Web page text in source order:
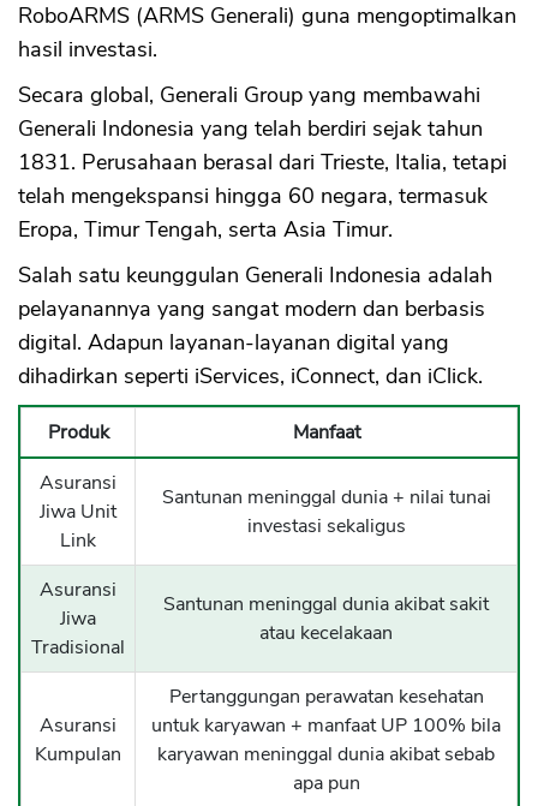
RoboARMS (ARMS Generali) guna mengoptimalkan
hasil investasi.
Secara global, Generali Group yang membawahi
Generali Indonesia yang telah berdiri sejak tahun
1831. Perusahaan berasal dari Trieste, Italia, tetapi
telah mengekspansi hingga 60 negara, termasuk
Eropa, Timur Tengah, serta Asia Timur.
Salah satu keunggulan Generali Indonesia adalah
pelayanannya yang sangat modern dan berbasis
digital. Adapun layanan-layanan digital yang
dihadirkan seperti iServices, iConnect, dan iClick.
Produk
Manfaat
Asuransi
Jiwa Unit
Link
Santunan meninggal dunia + nilai tunai
investasi sekaligus
Asuransi
Jiwa
Tradisional
Santunan meninggal dunia akibat sakit
atau kecelakaan
Asuransi
Kumpulan
Pertanggungan perawatan kesehatan
untuk karyawan + manfaat UP 100% bila
karyawan meninggal dunia akibat sebab
apa pun